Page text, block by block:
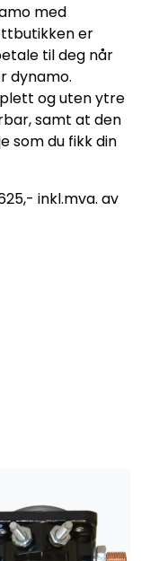
med
er
til deg når
dynamo.
og uten ytre
samt at den
som du fikk din
inkl.mva. av